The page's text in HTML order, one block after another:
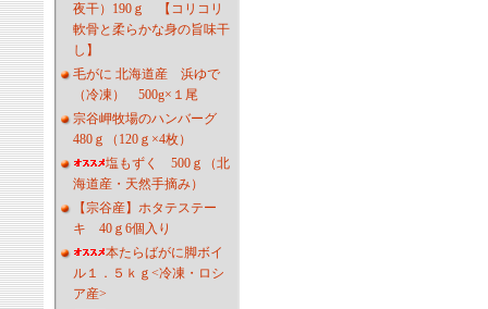
夜干）190ｇ 【コリコリ
軟骨と柔らかな身の旨味干
し】
毛がに 北海道産 浜ゆで
（冷凍） 500g×１尾
宗谷岬牧場のハンバーグ
480ｇ（120ｇ×4枚）
塩もずく 500ｇ（北
海道産・天然手摘み）
【宗谷産】ホタテステー
キ 40ｇ6個入り
本たらばがに脚ボイ
ル１．５ｋｇ<冷凍・ロシ
ア産>